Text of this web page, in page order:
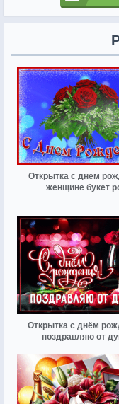
Открытка с днем
женщине букет
Открытка с днём
поздравляю от